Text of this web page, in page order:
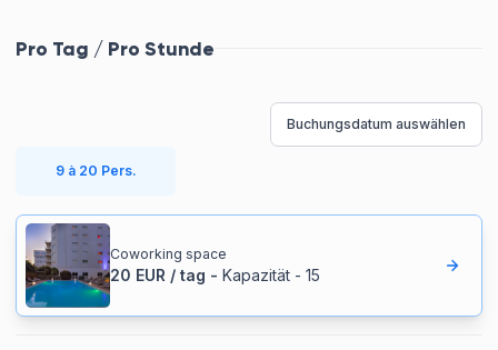
Pro Tag / Pro Stunde
Buchungsdatum auswählen
9 à 20 Pers.
Coworking space
20 EUR / tag - Kapazität- 15